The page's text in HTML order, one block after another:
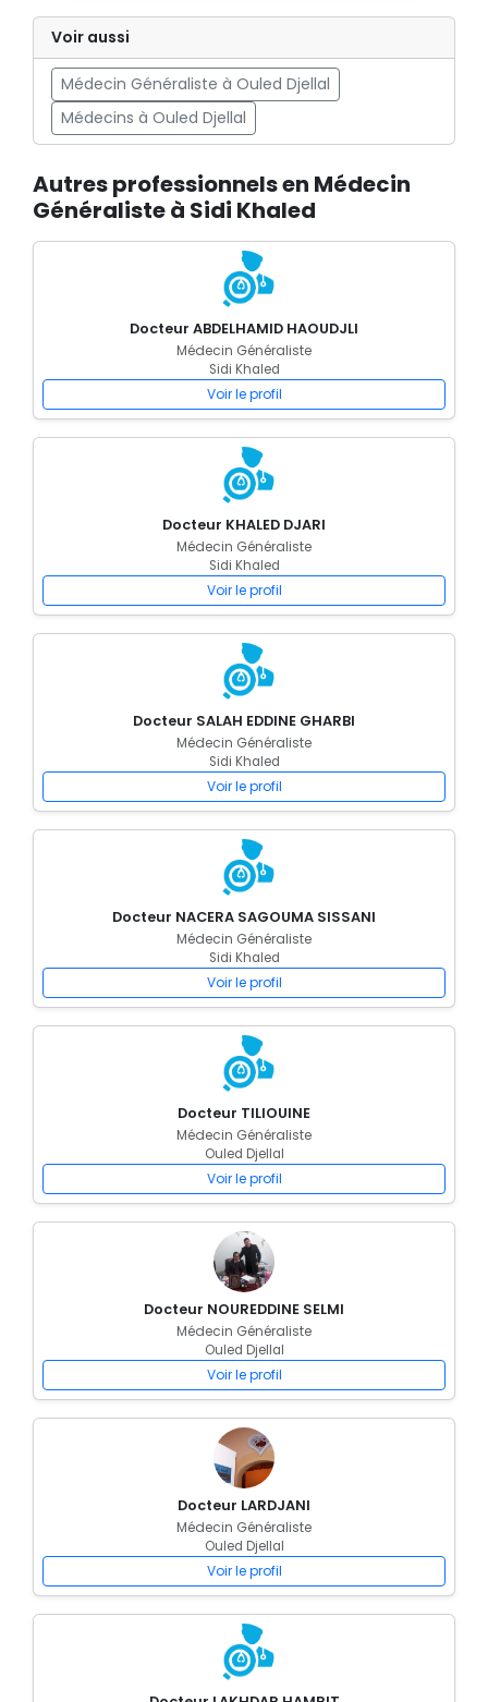
Voir aussi
Médecin Généraliste à Ouled Djellal
Médecins à Ouled Djellal
Autres professionnels en Médecin
Généraliste à Sidi Khaled
Docteur ABDELHAMID HAOUDJLI
Médecin Généraliste
Sidi Khaled
Voir le profil
Docteur KHALED DJARI
Médecin Généraliste
Sidi Khaled
Voir le profil
Docteur SALAH EDDINE GHARBI
Médecin Généraliste
Sidi Khaled
Voir le profil
Docteur NACERA SAGOUMA SISSANI
Médecin Généraliste
Sidi Khaled
Voir le profil
Docteur TILIOUINE
Médecin Généraliste
Ouled Djellal
Voir le profil
Docteur NOUREDDINE SELMI
Médecin Généraliste
Ouled Djellal
Voir le profil
Docteur LARDJANI
Médecin Généraliste
Ouled Djellal
Voir le profil